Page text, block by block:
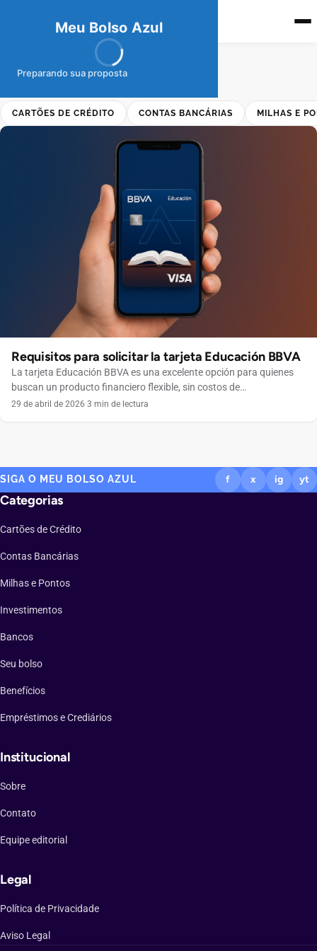
Meu Bolso Azul
Preparando sua proposta
meubolso Azul
GUÍA DE SOLICITUD MX
Guía de solicitud MX
CARTÕES DE CRÉDITO CONTAS BANCÁRIAS MILHAS E
Requisitos para solicitar la tarjeta Educación BBVA
La tarjeta Educación BBVA es una excelente opción para quienes
buscan un producto financiero flexible, sin costos de
mantenimiento y con múltiples beneficios para gestionar sus
29 de abril de 2026·3 min de lectura
SIGA O MEU BOLSO AZUL f x ig yt
Categorias
Cartões de Crédito
Contas Bancárias
Milhas e Pontos
Investimentos
Bancos
Seu bolso
Benefícios
Empréstimos e Crediários
Institucional
Sobre
Contato
Equipe editorial
Legal
Política de Privacidade
Aviso Legal